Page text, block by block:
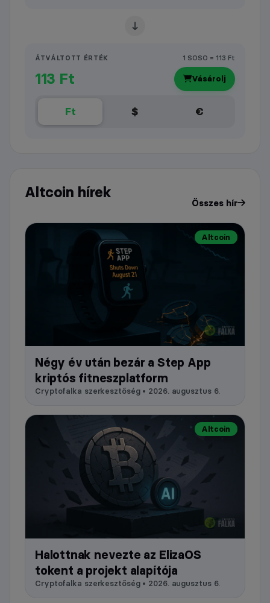
ÁTVÁLTOTT ÉRTÉK 1 SOSO = 113 Ft
113 Ft Vásárolj
Ft $ €
Altcoin hírek
Összes hír
Altcoin
Négy év után bezár a Step App
kriptós fitneszplatform
Cryptofalka szerkesztőség • 2026. augusztus 6.
Altcoin
Halottnak nevezte az ElizaOS
tokent a projekt alapítója
Cryptofalka szerkesztőség • 2026. augusztus 6.